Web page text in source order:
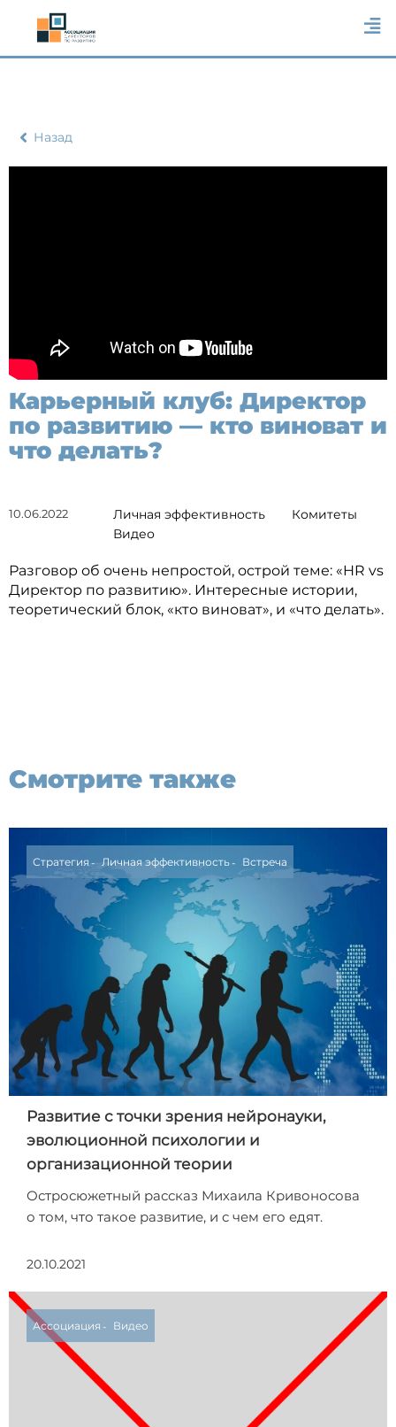
Назад
Карьерный клуб: Директор
по развитию — кто виноват и
что делать?
10.06.2022 Личная эффективность
Комитеты
Видео
Разговор об очень непростой, острой теме: «HR vs
Директор по развитию». Интересные истории,
теоретический блок, «кто виноват», и «что делать».
Смотрите также
Стратегия Личная эффективность Встреча
Развитие с точки зрения нейронауки,
эволюционной психологии и
организационной теории
Остросюжетный рассказ Михаила Кривоносова
о том, что такое развитие, и с чем его едят.
20.10.2021
Ассоциация Видео